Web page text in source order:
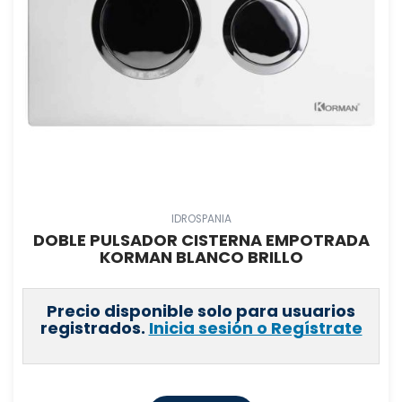
IDROSPANIA
DOBLE PULSADOR CISTERNA EMPOTRADA
KORMAN BLANCO BRILLO
Precio disponible solo para usuarios
registrados. Inicia sesión o Regístrate